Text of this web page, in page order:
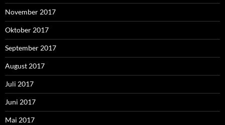
November 2017
Oktober 2017
September 2017
August 2017
Juli 2017
Juni 2017
Mai 2017